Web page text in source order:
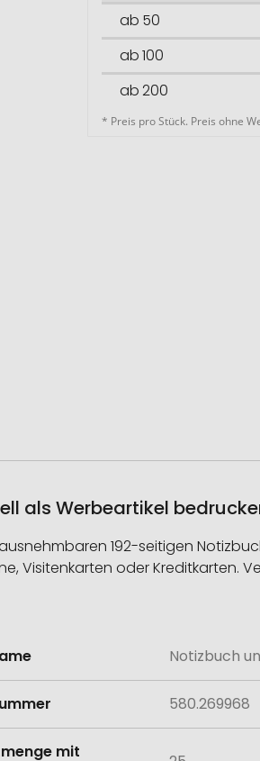
ab 50
ab 100
ab 200
* Preis pro Stück. Preis ohne
als Werbeartikel
192-seitigen
Visitenkarten oder Kreditkarten.
Notizbuch
580.269968
mit